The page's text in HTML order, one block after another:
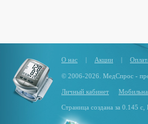
О нас | Акции |
© 2006-2026. МедСпрос -
Личный кабинет
Страница создана за 0.145